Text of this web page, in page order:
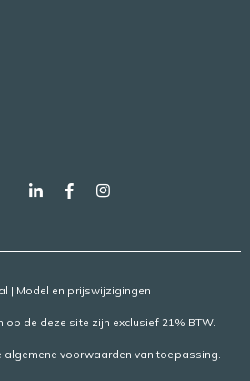
| Model en prijswijzigingen
de deze site zijn exclusief 21% BTW.
algemene voorwaarden van toepassing.